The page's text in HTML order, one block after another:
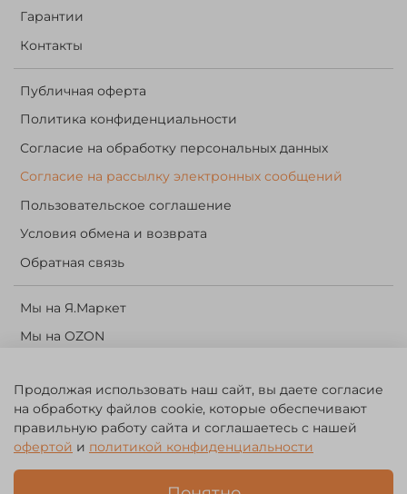
Гарантии
Контакты
Публичная оферта
Политика конфиденциальности
Согласие на обработку персональных данных
Согласие на рассылку электронных сообщений
Пользовательское соглашение
Условия обмена и возврата
Обратная связь
Мы на Я.Маркет
Мы на OZON
Корзина
©️ 2014 - 2024 Forest River. Рыболовный интернет-магазин.
зн. № 756494
Продолжая использовать наш сайт, вы даете согласие
на обработку файлов cookie, которые обеспечивают
правильную работу сайта и соглашаетесь с нашей
офертой и политикой конфиденциальности